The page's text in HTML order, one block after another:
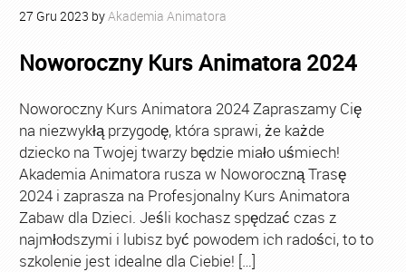
27 Gru 2023 byAkademia Animatora
Noworoczny Kurs Animatora 2024
Noworoczny Kurs Animatora 2024 Zapraszamy Cię
na niezwykłą przygodę, która sprawi, że każde
dziecko na Twojej twarzy będzie miało uśmiech!
Akademia Animatora rusza w Noworoczną Trasę
2024 i zaprasza na Profesjonalny Kurs Animatora
Zabaw dla Dzieci. Jeśli kochasz spędzać czas z
najmłodszymi i lubisz być powodem ich radości, to to
szkolenie jest idealne dla Ciebie! […]